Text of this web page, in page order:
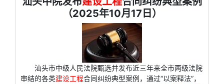
（2025年10月17日）
汕头市中级人民法院甄选并发布近三年来全市两级法院
审结的各类建设工程合同纠纷典型案例，通过“以案释法”，